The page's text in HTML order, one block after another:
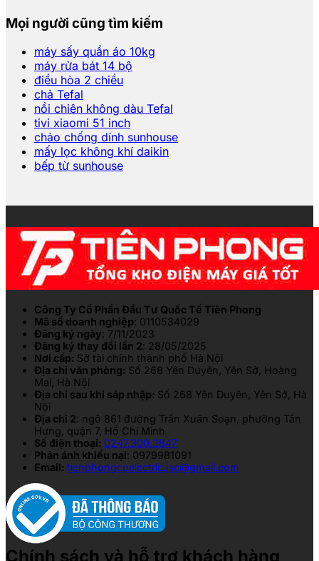
Mọi người cũng tìm kiếm
máy sấy quần áo 10kg
máy rửa bát 14 bộ
điều hòa 2 chiều
chả Tefal
nồi chiên không dàu Tefal
tivi xiaomi 51 inch
chảo chống dính sunhouse
mấy lọc không khí daikin
bếp từ sunhouse
Công Ty Cổ Phần Đầu Tư Quốc Tế Tiên Phong
Mã số doanh nghiệp: 0110534029
Đăng ký ngày: 7/11/2023
Đăng ký thay đổi lần 2: 28/05/2025
Nơi cấp: Sở tài chính thành phố Hà Nội
Địa chỉ văn phòng: Số 268 Yên Duyên, Yên Sở, Hoàng
Mai, Hà Nội
Địa chỉ sau khi sáp nhập: Số 268 Yên Duyên, Yên Sở, Hà
Nội
Địa chỉ 2: ngõ 861 đường Trần Xuân Soạn, phường Tân
Hưng, quận 7, Hồ Chí Minh
Số điện thoại: 0247.300.3847
Phản ánh khiếu nại: 0979981091
Email: tienphongcpelectric.jsc@gmail.com
Chính sách và hỗ trợ khách hàng